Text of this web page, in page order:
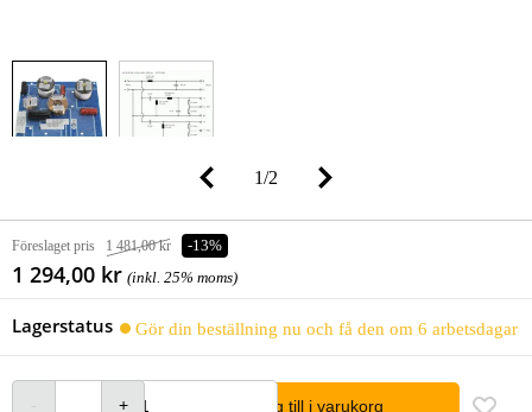
1/2
Föreslaget pris 1 481,00 kr -13%
1 294,00 kr (inkl. 25% moms)
Lagerstatus Gör din beställning nu och få den om 6 arbetsdagar
lägg till i varukorg